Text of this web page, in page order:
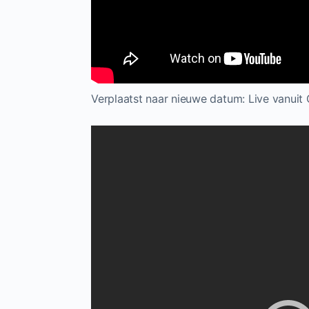
Verplaatst naar nieuwe datum: Live vanuit